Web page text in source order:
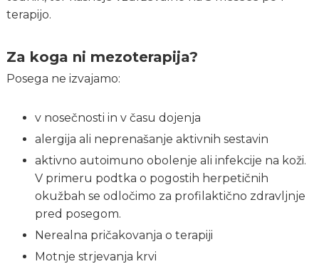
terapijo.
Za koga ni mezoterapija?
Posega ne izvajamo:
v nosečnosti in v času dojenja
alergija ali neprenašanje aktivnih sestavin
aktivno autoimuno obolenje ali infekcije na koži.
V primeru podtka o pogostih herpetičnih
okužbah se odločimo za profilaktično zdravljnje
pred posegom.
Nerealna pričakovanja o terapiji
Motnje strjevanja krvi